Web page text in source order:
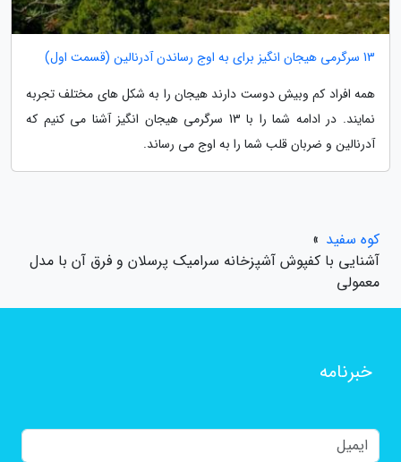
13 سرگرمی هیجان انگیز برای به اوج رساندن آدرنالین (قسمت اول)
همه افراد کم وبیش دوست دارند هیجان را به شکل های مختلف تجربه
نمایند. در ادامه شما را با 13 سرگرمی هیجان انگیز آشنا می کنیم که
آدرنالین و ضربان قلب شما را به اوج می رساند.
کوه سفید »
آشنایی با کفپوش آشپزخانه سرامیک پرسلان و فرق آن با مدل
معمولی
خبرنامه